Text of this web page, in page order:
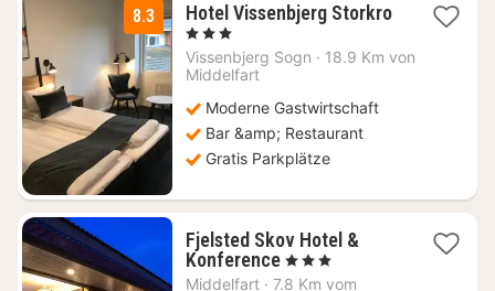
8.3
Hotel Vissenbjerg Storkro
1
Nacht
ab
€
, 3 Sterne
Vissenbjerg Sogn · 18.9 Km von
Middelfart
Moderne Gastwirtschaft
Bar &amp; Restaurant
Gratis Parkplätze
Fjelsted Skov Hotel &
Konference1
Nacht
, 3 Sterne
Middelfart · 7.8 Km vom